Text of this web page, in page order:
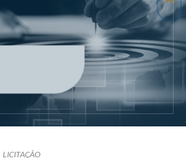
LICITAÇÃO